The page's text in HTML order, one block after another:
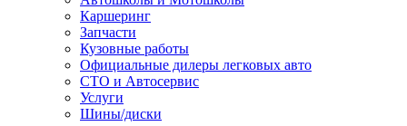
Каршеринг
Запчасти
Кузовные работы
Официальные дилеры легковых авто
СТО и Автосервис
Услуги
Шины/диски